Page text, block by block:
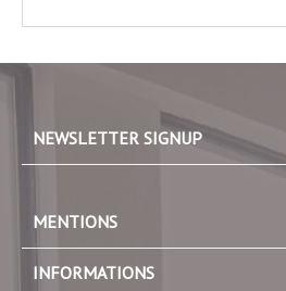
NEWSLETTER SIGNUP
MENTIONS
INFORMATIONS